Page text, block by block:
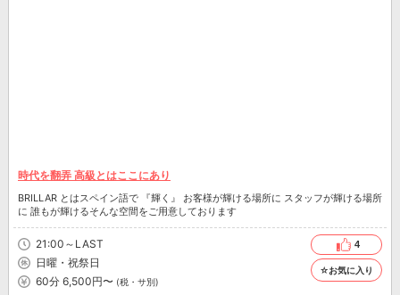
時代を翻弄 高級とはここにあり
BRILLAR とはスペイン語で 『輝く』 お客様が輝ける場所に スタッフが輝ける場所
に 誰もが輝けるそんな空間をご用意しております
21:00～LAST
日曜・祝祭日
60分 6,500円〜 (税・サ別)
4
☆お気に入り